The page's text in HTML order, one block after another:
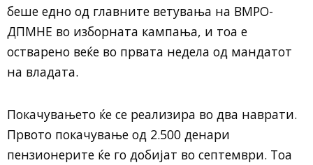
беше едно од главните ветувања на ВМРО-
ДПМНЕ во изборната кампања, и тоа е
остварено веќе во првата недела од мандатот
на владата.
Покачувањето ќе се реализира во два наврати.
Првото покачување од 2.500 денари
пензионерите ќе го добијат во септември. Тоа